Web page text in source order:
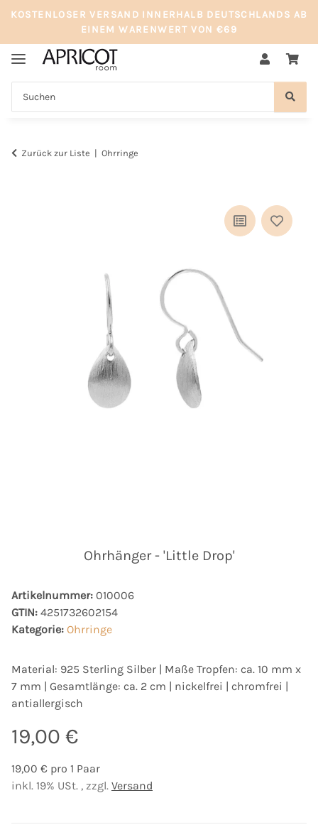
KOSTENLOSER VERSAND INNERHALB DEUTSCHLANDS AB
EINEM WARENWERT VON €69
Zurück zur Liste Ohrringe
Ohrhänger - 'Little Drop'
Artikelnummer: 010006
GTIN: 4251732602154
Kategorie: Ohrringe
Material: 925 Sterling Silber | Maße Tropfen: ca. 10 mm x
7 mm | Gesamtlänge: ca. 2 cm | nickelfrei | chromfrei |
antiallergisch
19,00 €
19,00 € pro 1 Paar
inkl. 19% USt. , zzgl. Versand